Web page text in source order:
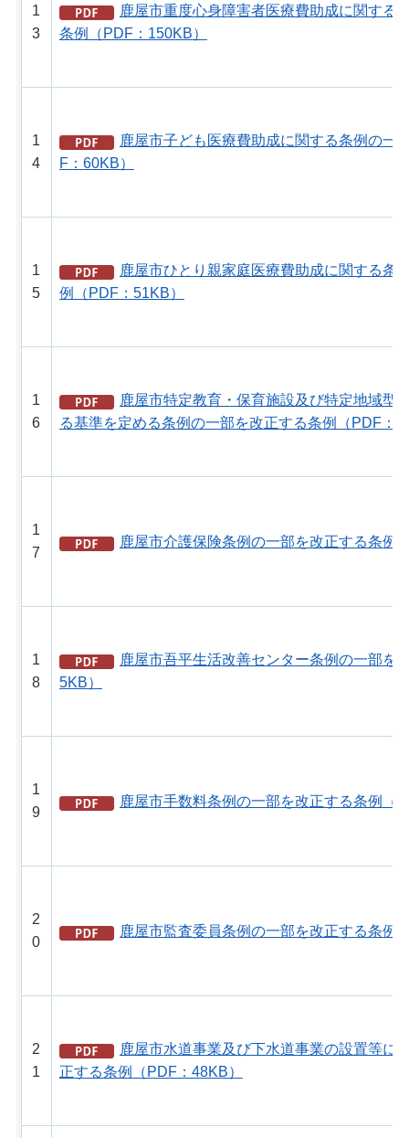
1
3
鹿屋市重度心身障害者医療費助成に関する
条例（PDF：150KB）
1
4
鹿屋市子ども医療費助成に関する条例の一
F：60KB）
1
5
鹿屋市ひとり親家庭医療費助成に関する条
例（PDF：51KB）
1
6
鹿屋市特定教育・保育施設及び特定地域型
る基準を定める条例の一部を改正する条例（PDF：
1
7
鹿屋市介護保険条例の一部を改正する条例
1
8
鹿屋市吾平生活改善センター条例の一部を
5KB）
1
9
鹿屋市手数料条例の一部を改正する条例（
2
0
鹿屋市監査委員条例の一部を改正する条例
2
1
鹿屋市水道事業及び下水道事業の設置等に
正する条例（PDF：48KB）